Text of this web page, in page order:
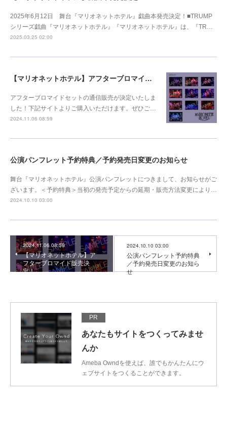
2025年6月12日 舞台『マリオネットホテル』戯曲本発売決定！■TRUMP
シリーズ戯曲『マリオネットホテル』『マリオネットホテル』は、『TR…
2025.03.25 02:00
【マリオネットホテル】アフターブロマイド販売決定！
アフターブロマイドセットの通信販売が決定いたしま
した！下記サイトよりご購入いただけます。ぜひご…
2024.11.06 08:59
公演パンフレット予約特典／予約発売日変更のお知らせ
舞台『マリオネットホテル』公演パンフレットにつきまして、お知らせがご
ざいます。＜予約特典＞当初の発売予定からの延期・販売方法変更により…
2024.10.10 03:00
2024.11.06 08:59
【マリオネットホテル】ア
フターブロマイド販売決
定！
2024.10.10 03:00
公演パンフレット予約特典
／予約発売日変更のお知ら
せ
PR
あなたもサイトをつくってみませ
んか
Ameba Owndを使えば、誰でもかんたんにウ
ェブサイトをつくることができます。